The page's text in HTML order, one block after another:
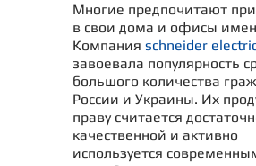
Многие предпочитают
в свои дома и офисы
Компания schneider
завоевала популярность
большого количества
России и Украины. Их
праву считается
качественной и активно
используется